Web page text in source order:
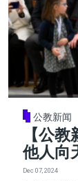
公教新闻
【公
他人向
Dec 07, 2024